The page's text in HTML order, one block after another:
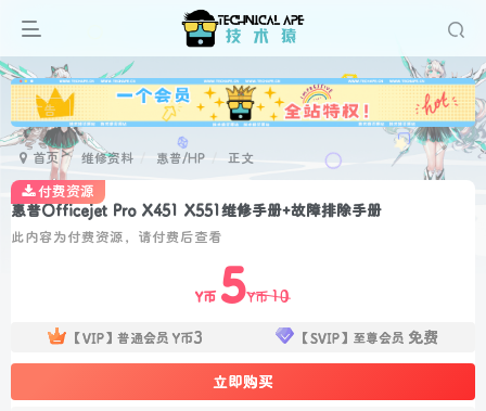
广告
首页 维修资料 惠普/HP 正文
惠普Officejet Pro X451 X551维修手册+故障排除手册
此内容为付费资源，请付费后查看
Y币 5Y币10
【VIP】普通会员 Y币3 【SVIP】至尊会员 免费
立即购买
付费资源